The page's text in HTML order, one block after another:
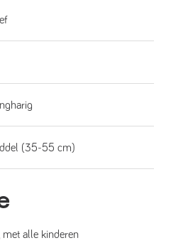
(35-55 cm)
met alle kinderen